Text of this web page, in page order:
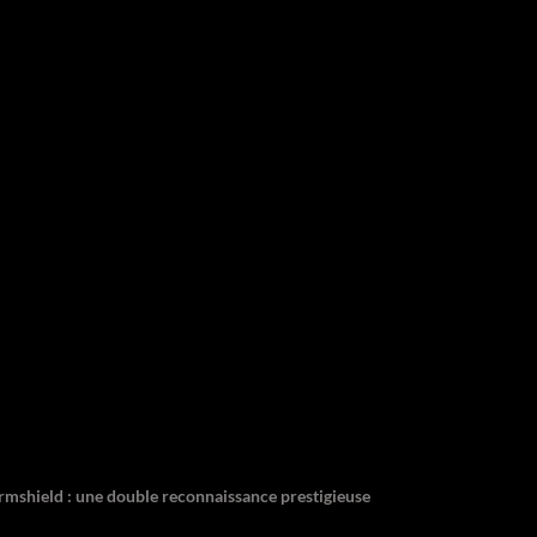
: une double reconnaissance prestigieuse